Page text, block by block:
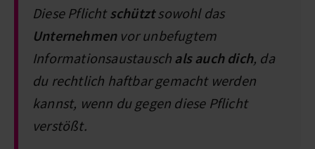
Diese Pflicht schütztsowohl das
Unternehmenvor unbefugtem
Informationsaustausch als auch dich, da
du rechtlich haftbar gemacht werden
kannst, wenn du gegen diese Pflicht
verstößt.